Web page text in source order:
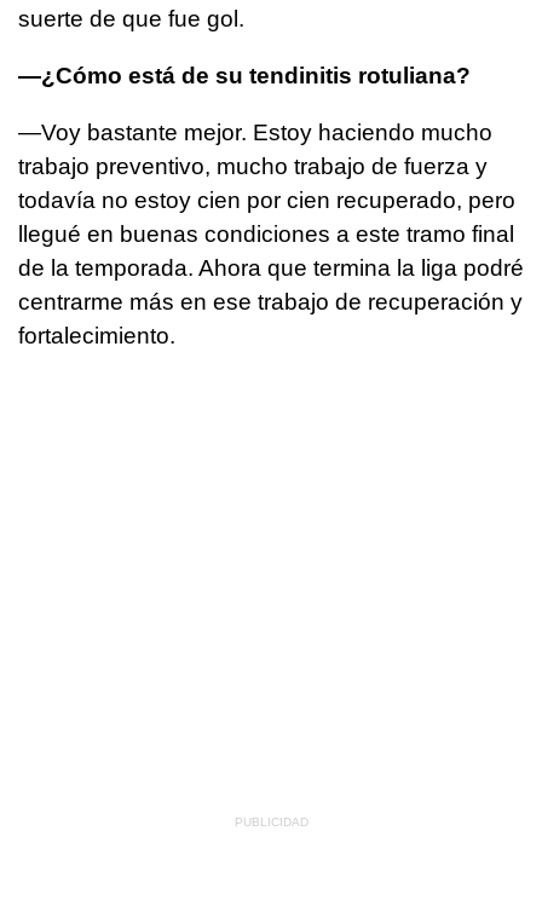
suerte de que fue gol.
—¿Cómo está de su tendinitis rotuliana?
—Voy bastante mejor. Estoy haciendo mucho
trabajo preventivo, mucho trabajo de fuerza y
todavía no estoy cien por cien recuperado, pero
llegué en buenas condiciones a este tramo final
de la temporada. Ahora que termina la liga podré
centrarme más en ese trabajo de recuperación y
fortalecimiento.